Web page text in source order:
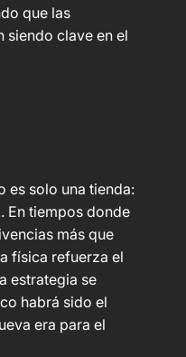
que las
siendo clave en el
es solo una tienda:
En tiempos donde
más que
física refuerza el
estrategia se
habrá sido el
era para el